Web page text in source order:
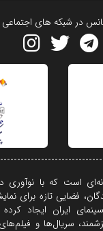
در شبکه های اجتماعی
است که با نوآوری
فضایی تازه برای
ایران ایجاد
سریال‌ها و